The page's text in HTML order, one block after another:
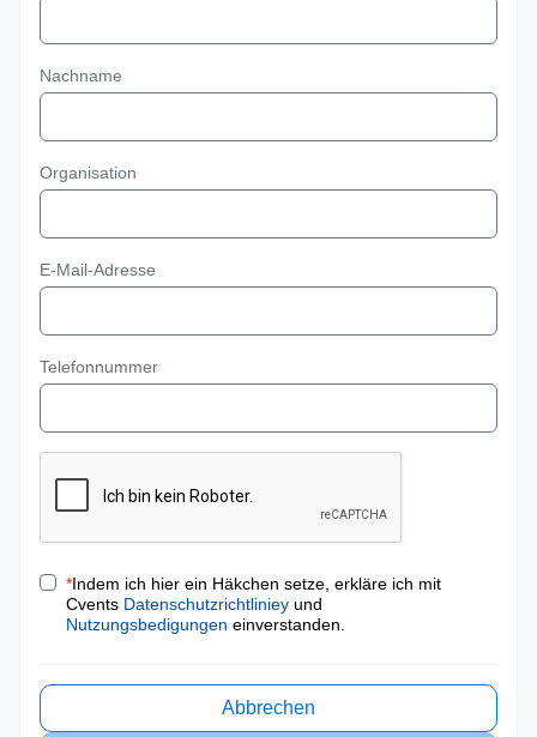
Nachname
Organisation
E-Mail-Adresse
Telefonnummer
*Indem ich hier ein Häkchen setze, erkläre ich mit
Cvents Datenschutzrichtliniey und
Nutzungsbedigungen einverstanden.
Abbrechen